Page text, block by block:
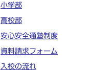
小学部
高校部
安心安全通塾制度
資料請求フォーム
入校の流れ